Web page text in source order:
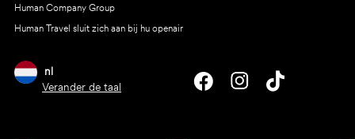
nl
Verander de taal
Human Company Group
Human Travel sluit zich aan bij hu openair